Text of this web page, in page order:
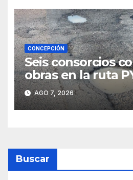
CONCEPCIÓN
Seis consorcios
obras en la ruta
Concepción y
AGO 7, 2026
Buscar